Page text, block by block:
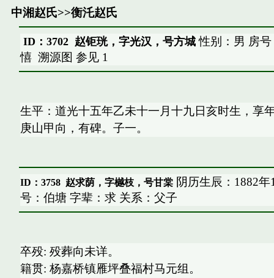
中湘赵氏>>衡汑赵氏
ID：3702 赵钜珖，字光汉，号方城性别：男 房
憘 溯源图 参见 1
生平：道光十五年乙未十一月十九日亥时生，享
庚山甲向，有碑。子一。
ID：3758 赵求荫，字樾枝，号甘棠阴历生辰：1882年
号：伯塘 字辈：求 关系：父子
卒殁: 殁葬向未详。
籍贯: 杨嘉桥镇雁坪叠福村马元组。